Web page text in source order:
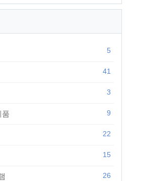
5
41
3
품 9
22
15
26